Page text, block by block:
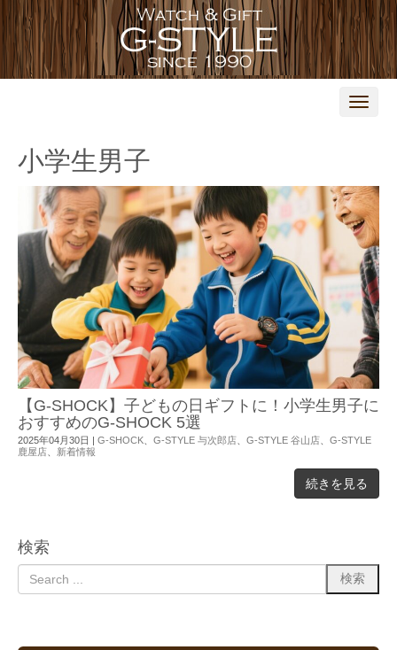
N
t
i
o
n
小学生男子
【G-SHOCK】子どもの日ギフトに！小学生男子に
おすすめのG-SHOCK 5選
2025年04月30日 | G-SHOCK G-STYLE 与次郎店 G-STYLE 谷山店
G-STYLE
鹿屋店
新着情報
続きを見る
検索